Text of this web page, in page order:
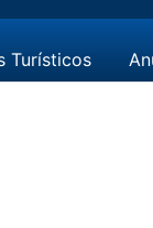
Turísticos